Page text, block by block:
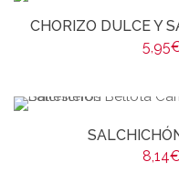
CHORIZO DULCE Y
5,95
8,14